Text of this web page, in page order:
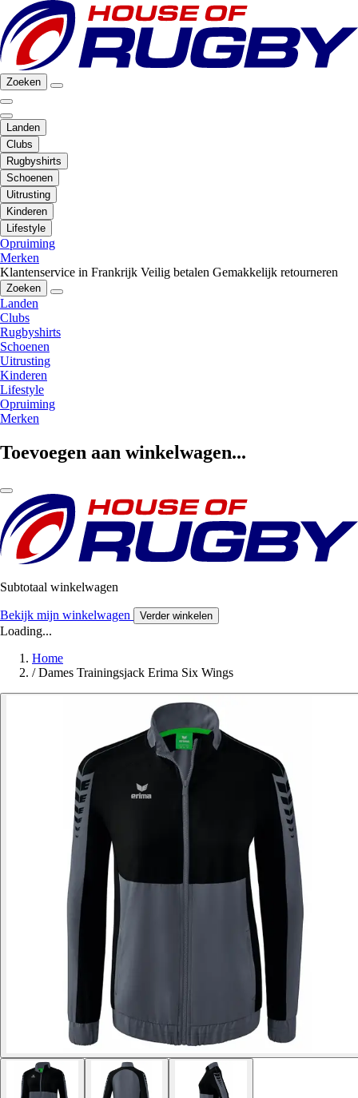
Zoeken
Landen
Clubs
Rugbyshirts
Schoenen
Uitrusting
Kinderen
Lifestyle
Opruiming
Merken
Klantenservice in Frankrijk Veilig betalen Gemakkelijk retourneren
Zoeken
Landen
Clubs
Rugbyshirts
Schoenen
Uitrusting
Kinderen
Lifestyle
Opruiming
Merken
Toevoegen aan winkelwagen...
Subtotaal winkelwagen
Bekijk mijn winkelwagen Verder winkelen
Loading...
Home
/ Dames Trainingsjack Erima Six Wings